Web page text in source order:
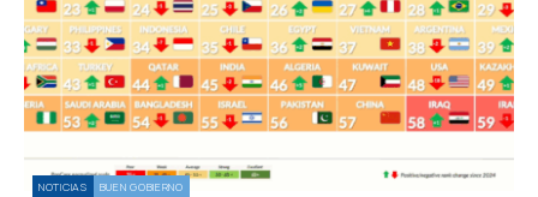
NOTICIAS BUEN GOBIERNO